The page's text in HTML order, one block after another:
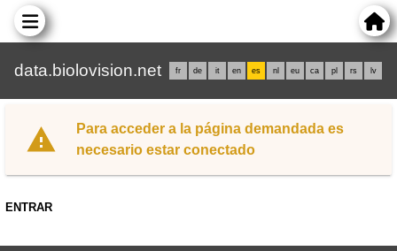
data.biolovision.net fr de it en es nl eu ca pl rs lv
Para acceder a la página demandada es
necesario estar conectado
ENTRAR